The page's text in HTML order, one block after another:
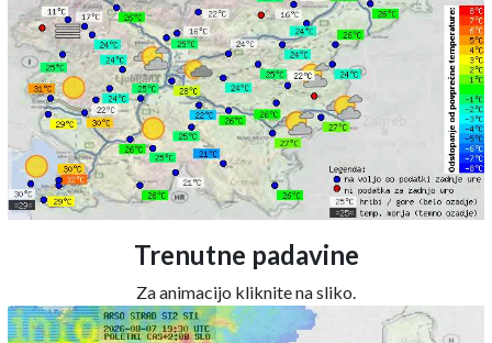
Trenutne padavine
Za animacijo kliknite na sliko.